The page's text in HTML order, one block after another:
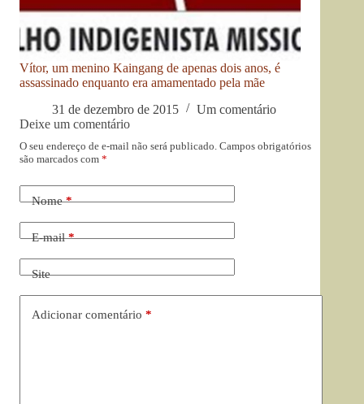
Vítor, um menino Kaingang de apenas dois anos, é
assassinado enquanto era amamentado pela mãe
31 de dezembro de 2015
Um comentário
Deixe um comentário
O seu endereço de e-mail não será publicado. Campos obrigatórios
são marcados com *
Nome*
E-mail*
Site
Adicionar comentário *